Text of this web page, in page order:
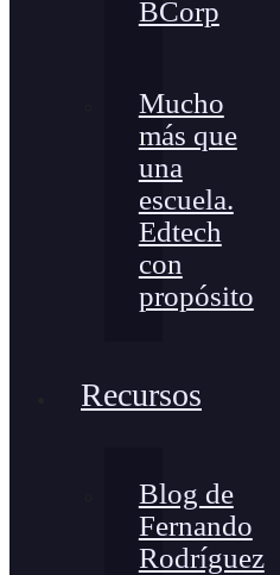
BCorp
Mucho
más que
una
escuela.
Edtech
con
propósito
Recursos
Blog de
Fernando
Rodríguez